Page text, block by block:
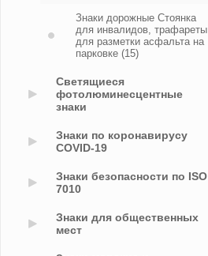
Знаки дорожные Стоянка
для инвалидов, трафареты
для разметки асфальта на
парковке (15)
Светящиеся
фотолюминесцентные
знаки
Знаки по коронавирусу
COVID-19
Знаки безопасности по ISO
7010
Знаки для общественных
мест